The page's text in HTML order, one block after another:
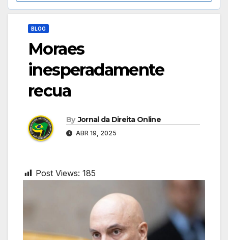
BLOG
Moraes
inesperadamente
recua
By Jornal da Direita Online
ABR 19, 2025
Post Views: 185